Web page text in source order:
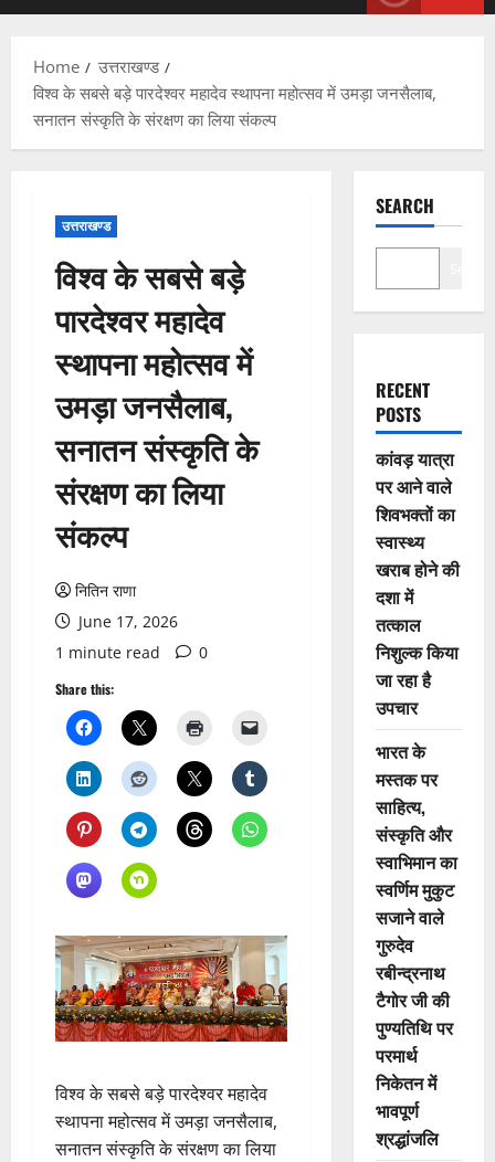
Home
उत्तराखण्ड
विश्व के सबसे बड़े पारदेश्वर महादेव स्थापना महोत्सव में उमड़ा जनसैलाब,
सनातन संस्कृति के संरक्षण का लिया संकल्प
उत्तराखण्ड
विश्व के सबसे बड़े
पारदेश्वर महादेव
स्थापना महोत्सव में
उमड़ा जनसैलाब,
सनातन संस्कृति के
संरक्षण का लिया
संकल्प
नितिन राणा
June 17, 2026
1 minute read
0
Share this:
विश्व के सबसे बड़े पारदेश्वर महादेव
स्थापना महोत्सव में उमड़ा जनसैलाब,
सनातन संस्कृति के संरक्षण का लिया
SEARCH
RECENT
POSTS
कांवड़ यात्रा
पर आने वाले
शिवभक्तों का
स्वास्थ्य
खराब होने की
दशा में
तत्काल
निशुल्क किया
जा रहा है
उपचार
भारत के
मस्तक पर
साहित्य,
संस्कृति और
स्वाभिमान का
स्वर्णिम मुकुट
सजाने वाले
गुरुदेव
रबीन्द्रनाथ
टैगोर जी की
पुण्यतिथि पर
परमार्थ
निकेतन में
भावपूर्ण
श्रद्धांजलि